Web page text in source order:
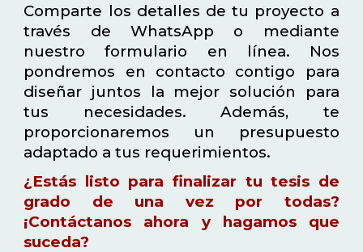
Comparte los detalles de tu proyecto a
través de WhatsApp o mediante
nuestro formulario en línea. Nos
pondremos en contacto contigo para
diseñar juntos la mejor solución para
tus necesidades. Además, te
proporcionaremos un presupuesto
adaptado a tus requerimientos.
¿Estás listo para finalizar tu tesis de
grado de una vez por todas?
¡Contáctanos ahora y hagamos que
suceda?